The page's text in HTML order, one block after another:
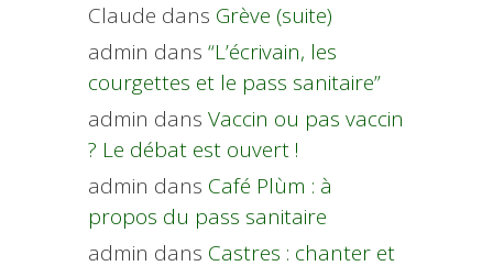
Claude dans Grève (suite)
admin dans “L’écrivain, les
courgettes et le pass sanitaire”
admin dans Vaccin ou pas vaccin
? Le débat est ouvert !
admin dans Café Plùm : à
propos du pass sanitaire
admin dans Castres : chanter et